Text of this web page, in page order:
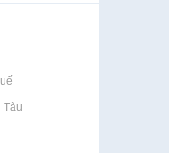
Tàu